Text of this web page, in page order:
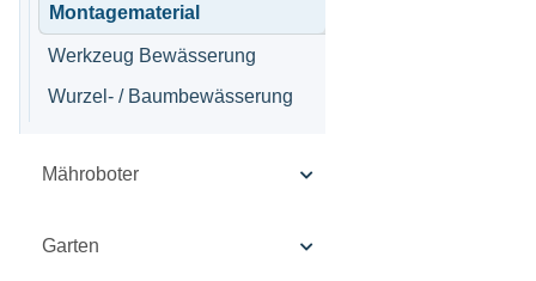
Montagematerial
Werkzeug Bewässerung
Wurzel- / Baumbewässerung
Mähroboter
Garten